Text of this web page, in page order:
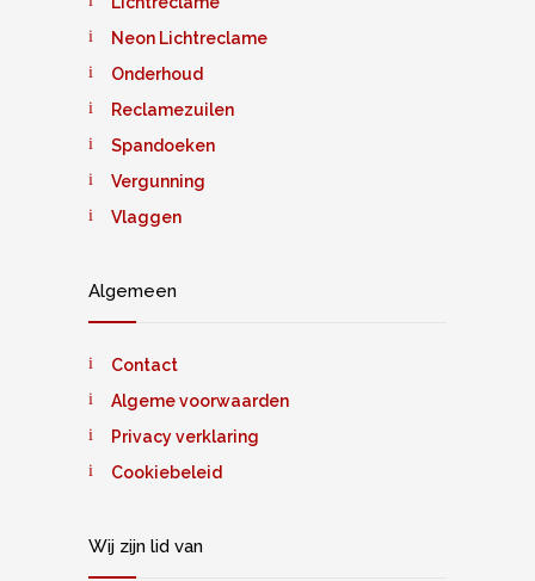
Neon Lichtreclame
Onderhoud
Reclamezuilen
Spandoeken
Vergunning
Vlaggen
Algemeen
Contact
Algeme voorwaarden
Privacy verklaring
Cookiebeleid
Wij zijn lid van